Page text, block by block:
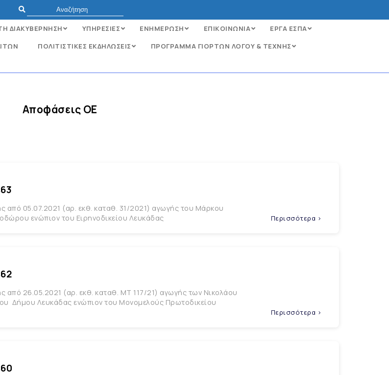
ΔΙΑΚΥΒΕΡΝΗΣΗ ΥΠΗΡΕΣΙΕΣ ΕΝΗΜΕΡΩΣΗ ΕΠΙΚΟΙΝΩΝΙΑ
ΕΡΓΑ ΕΣΠΑ
ΠΟΛΙΤΙΣΤΙΚΕΣ ΕΚΔΗΛΩΣΕΙΣ
ΠΡΟΓΡΑΜΜΑ ΓΙΟΡΤΩΝ ΛΟΓΟΥ & ΤΕΧΝΗΣ
Αποφάσεις ΟΕ
από 05.07.2021 (αρ. εκθ. καταθ. 31/2021) αγωγής του Μάρκου
ενώπιον του Ειρηνοδικείου Λευκάδας
Περισσότερα >
από 26.05.2021 (αρ. εκθ. καταθ. ΜΤ 117/21) αγωγής των Νικολάου
Δήμου Λευκάδας ενώπιον του Μονομελούς Πρωτοδικείου
Περισσότερα >